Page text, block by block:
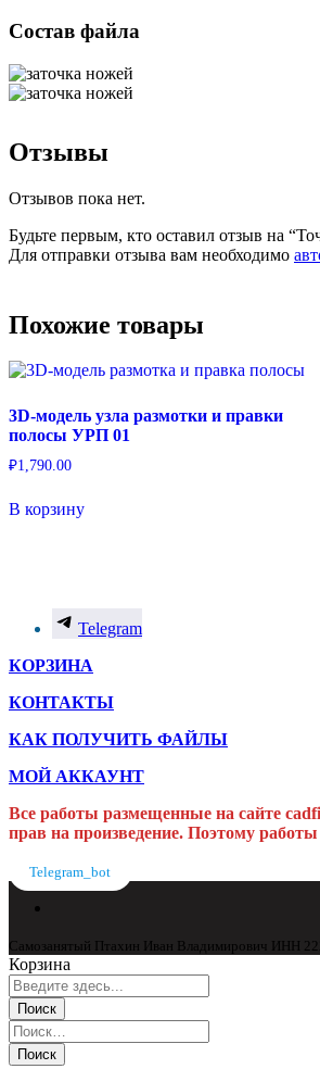
Состав файла
Отзывы
Отзывов пока нет.
Будьте первым, кто оставил отзыв на
Для отправки отзыва вам необходимо
Похожие товары
3D-модель узла размотки и правки
полосы УРП 01
₽1,790.00
В корзину
Telegram
КОРЗИНА
КОНТАКТЫ
КАК ПОЛУЧИТЬ ФАЙЛЫ
МОЙ АККАУНТ
Все работы размещенные на сайте
прав на произведение. Поэтому
Telegram_bot
Самозанятый Птахин Иван Владимирович ИНН
Корзина